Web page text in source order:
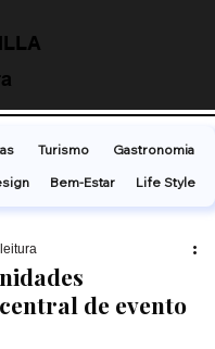
de evento
Turismo
Gastronomia
Bem-Estar Life Style